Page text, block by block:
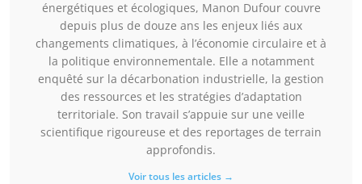
énergétiques et écologiques, Manon Dufour couvre
depuis plus de douze ans les enjeux liés aux
changements climatiques, à l’économie circulaire et à
la politique environnementale. Elle a notamment
enquêté sur la décarbonation industrielle, la gestion
des ressources et les stratégies d’adaptation
territoriale. Son travail s’appuie sur une veille
scientifique rigoureuse et des reportages de terrain
approfondis.
Voir tous les articles →